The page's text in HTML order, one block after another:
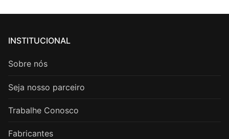
INSTITUCIONAL
Sobre nós
Seja nosso parceiro
Trabalhe Conosco
Fabricantes